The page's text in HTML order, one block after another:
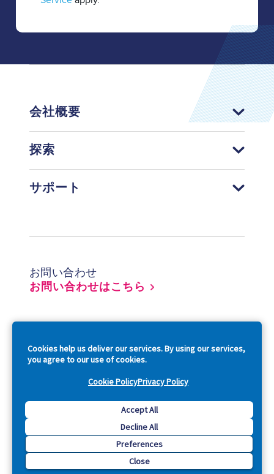
Cookies help us deliver our services. By using our services,
you agree to our use of cookies.
Cookie PolicyPrivacy Policy
Accept All
Decline All
Preferences
Close
会社概要
探索
サポート
お問い合わせ
お問い合わせはこちら
Copyright © 2026 Acquia, Inc. All Rights Reserved.
Drupal is a registered trademark of Dries Buytaert.